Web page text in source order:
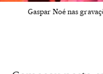
Gaspar Noé nas